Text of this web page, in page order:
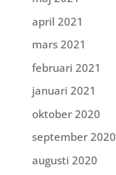
april 2021
mars 2021
februari 2021
januari 2021
oktober 2020
september 2020
augusti 2020